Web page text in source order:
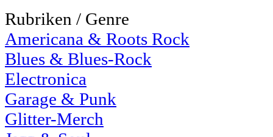
Rubriken / Genre
Americana & Roots Rock
Blues & Blues-Rock
Electronica
Garage & Punk
Glitter-Merch